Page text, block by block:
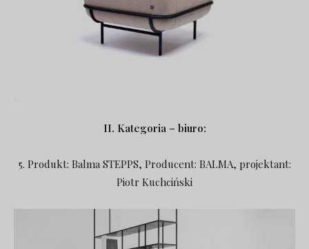
II. Kategoria – biuro:
5. Produkt: Balma STEPPS, Producent: BALMA, projektant:
Piotr Kuchciński